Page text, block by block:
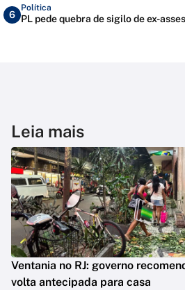
6
Política
PL pede quebra de sigilo de ex-
Leia mais
Ventania no RJ: governo
volta antecipada para casa